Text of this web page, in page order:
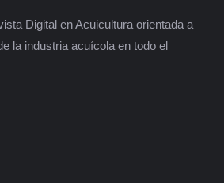
Digital en Acuicultura orientada a
la industria acuícola en todo el